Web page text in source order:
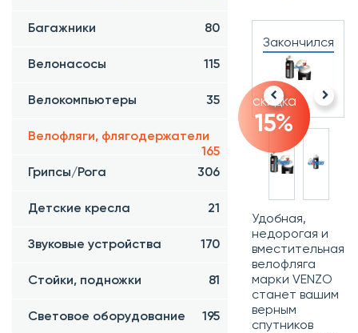
Багажники 80
Велонасосы 115
Велокомпьютеры 35
Велофляги, флягодержатели
165
Грипсы/Рога
306
Детские кресла 21
Звуковые устройства 170
Стойки, подножки 81
Световое оборудование 195
Закончился
скидка
15%
Удобная,
недорогая и
вместительная
велофляга
марки VENZO
станет вашим
верным
спутников